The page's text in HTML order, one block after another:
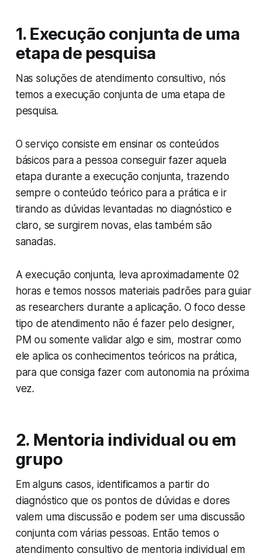
1. Execução conjunta de uma
etapa de pesquisa
Nas soluções de atendimento consultivo, nós
temos a execução conjunta de uma etapa de
pesquisa.
O serviço consiste em ensinar os conteúdos
básicos para a pessoa conseguir fazer aquela
etapa durante a execução conjunta, trazendo
sempre o conteúdo teórico para a prática e ir
tirando as dúvidas levantadas no diagnóstico e
claro, se surgirem novas, elas também são
sanadas.
A execução conjunta, leva aproximadamente 02
horas e temos nossos materiais padrões para guiar
as researchers durante a aplicação. O foco desse
tipo de atendimento não é fazer pelo designer,
PM ou somente validar algo e sim, mostrar como
ele aplica os conhecimentos teóricos na prática,
para que consiga fazer com autonomia na próxima
vez.
2. Mentoria individual ou em
grupo
Em alguns casos, identificamos a partir do
diagnóstico que os pontos de dúvidas e dores
valem uma discussão e podem ser uma discussão
conjunta com várias pessoas. Então temos o
atendimento consultivo de mentoria individual em